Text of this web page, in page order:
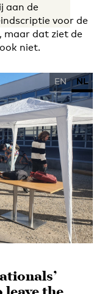
aan de
voor de
maar dat ziet de
niet.
EN NL